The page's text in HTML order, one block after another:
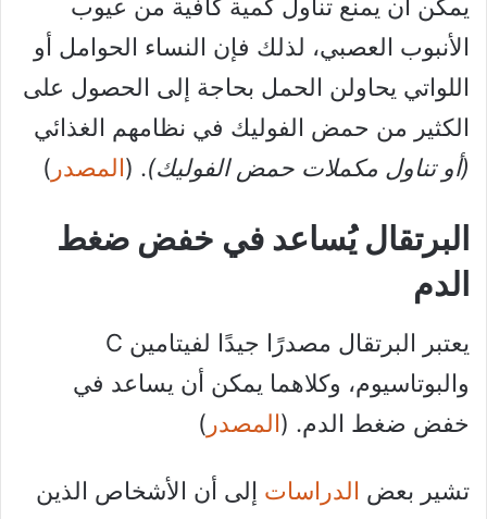
يمكن أن يمنع تناول كمية كافية من عيوب
الأنبوب العصبي، لذلك فإن النساء الحوامل أو
اللواتي يحاولن الحمل بحاجة إلى الحصول على
الكثير من حمض الفوليك في نظامهم الغذائي
(أو تناول مكملات حمض الفوليك). (المصدر )
البرتقال يُساعد في خفض ضغط
الدم
يعتبر البرتقال مصدرًا جيدًا لفيتامين C
والبوتاسيوم، وكلاهما يمكن أن يساعد في
خفض ضغط الدم. (المصدر )
تشير بعض الدراسات إلى أن الأشخاص الذين